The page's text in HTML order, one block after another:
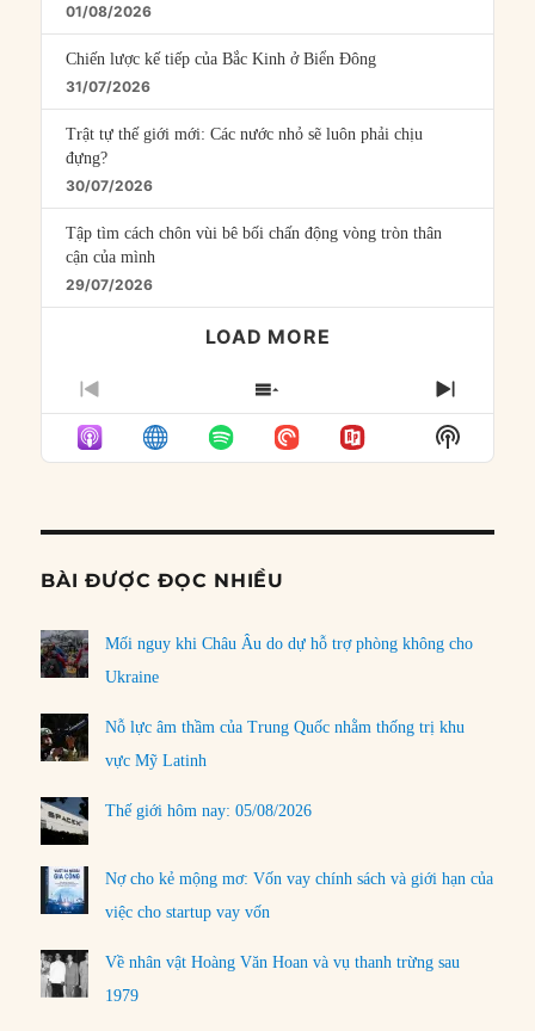
01/08/2026
Chiến lược kế tiếp của Bắc Kinh ở Biển Đông
31/07/2026
Trật tự thế giới mới: Các nước nhỏ sẽ luôn phải chịu
đựng?
30/07/2026
Tập tìm cách chôn vùi bê bối chấn động vòng tròn thân
cận của mình
29/07/2026
LOAD MORE
PREVIOUS
EPISODE
SHOW
EPISODES
LIST
NEXT
Show
Podcast
BÀI ĐƯỢC ĐỌC NHIỀU
Mối nguy khi Châu Âu do dự hỗ trợ phòng không cho
Ukraine
Nỗ lực âm thầm của Trung Quốc nhằm thống trị khu
vực Mỹ Latinh
Thế giới hôm nay: 05/08/2026
Nợ cho kẻ mộng mơ: Vốn vay chính sách và giới hạn của
việc cho startup vay vốn
Về nhân vật Hoàng Văn Hoan và vụ thanh trừng sau
1979